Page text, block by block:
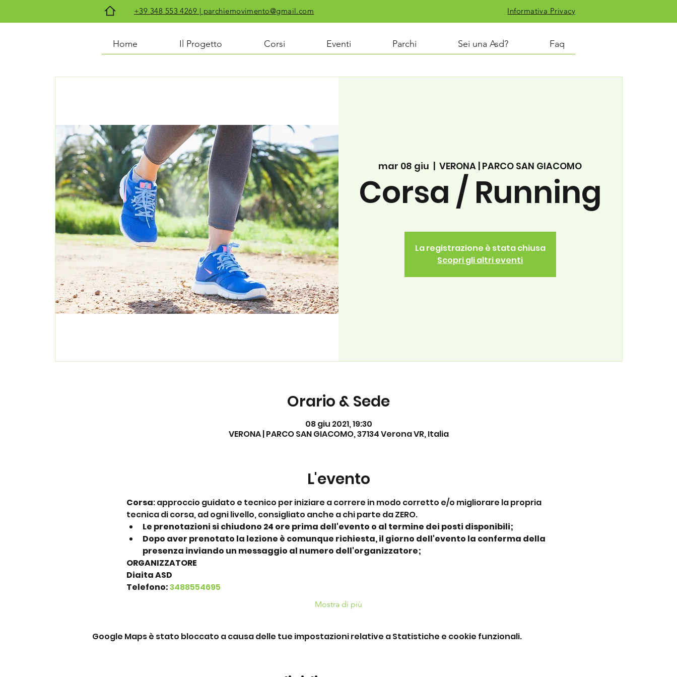
+39 348 553 4269 | parchiemovimento@gmail.com Informativa Privacy
Home Il Progetto Corsi Eventi Parchi Sei una Asd? Faq
mar 08 giu
  |
VERONA | PARCO SAN GIACOMO
Corsa / Running
La registrazione è stata chiusa
Scopri gli altri eventi
Orario & Sede
08 giu 2021, 19:30
VERONA | PARCO SAN GIACOMO, 37134 Verona VR, Italia
L'evento
Corsa: approccio guidato e tecnico per iniziare a correre in modo corretto e/o migliorare la propria
tecnica di corsa, ad ogni livello, consigliato anche a chi parte da ZERO.
Le prenotazioni si chiudono 24 ore prima dell'evento o al termine dei posti disponibili;
Dopo aver prenotato la lezione è comunque richiesta, il giorno dell'evento la conferma della
presenza inviando un messaggio al numero dell'organizzatore;
ORGANIZZATORE
Diaita ASD
Telefono:3488554695
Mostra di più
Google Maps è stato bloccato a causa delle tue impostazioni relative a Statistiche e cookie funzionali.